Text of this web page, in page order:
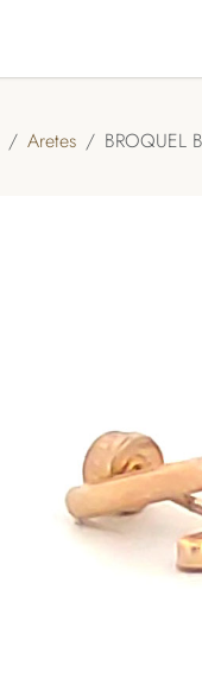
Aretes BROQUEL